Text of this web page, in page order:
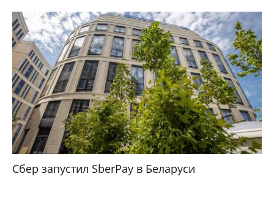
Сбер запустил SberPay в Беларуси